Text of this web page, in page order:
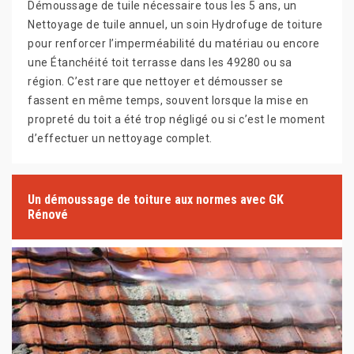
Démoussage de tuile nécessaire tous les 5 ans, un
Nettoyage de tuile annuel, un soin Hydrofuge de toiture
pour renforcer l’imperméabilité du matériau ou encore
une Étanchéité toit terrasse dans les 49280 ou sa
région. C’est rare que nettoyer et démousser se
fassent en même temps, souvent lorsque la mise en
propreté du toit a été trop négligé ou si c’est le moment
d’effectuer un nettoyage complet.
Un démoussage de toiture aux normes avec GK
Rénové